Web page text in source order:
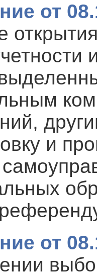
от
и
от